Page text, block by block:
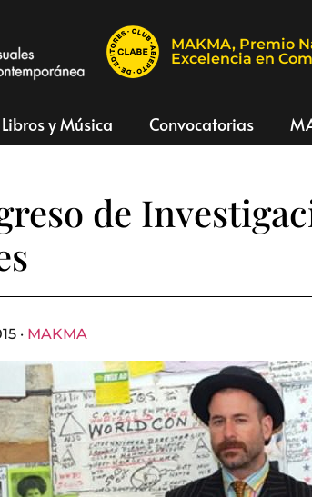
MAKMA, Premio
Excelencia en
Libros y Música Convocatorias
de
· MAKMA